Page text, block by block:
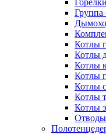
Горелки
Группа
Котлы
Котлы
Котлы
Котлы
Котлы
Котлы
Котлы